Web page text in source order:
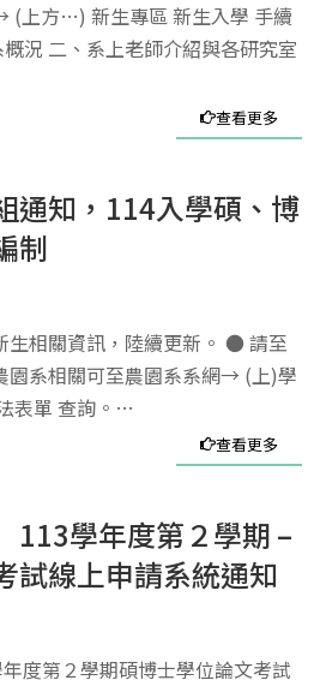
(上方…) 新生專區 新生入學 手續
況 二、系上老師介紹與各研究室
查看更多
通知，114入學碩、博
制
生相關資訊，陸續更新。 ● 請至
系相關可至農園系系網→ (上)學
表單 查詢。…
查看更多
113學年度第２學期 –
試線上申請系統通知
度第２學期碩博士學位論文考試